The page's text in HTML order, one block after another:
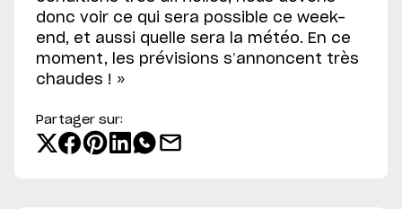
donc voir ce qui sera possible ce week-
end, et aussi quelle sera la météo. En ce
moment, les prévisions s’annoncent très
chaudes ! »
Partager sur: